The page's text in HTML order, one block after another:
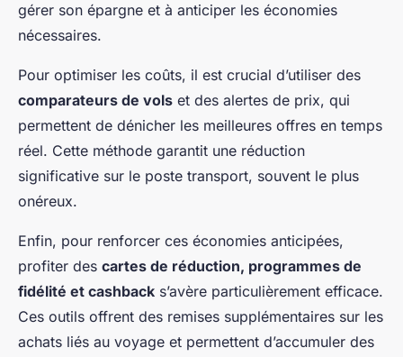
gérer son épargne et à anticiper les économies
nécessaires.
Pour optimiser les coûts, il est crucial d’utiliser des
comparateurs de vols et des alertes de prix, qui
permettent de dénicher les meilleures offres en temps
réel. Cette méthode garantit une réduction
significative sur le poste transport, souvent le plus
onéreux.
Enfin, pour renforcer ces économies anticipées,
profiter des cartes de réduction, programmes de
fidélité et cashback s’avère particulièrement efficace.
Ces outils offrent des remises supplémentaires sur les
achats liés au voyage et permettent d’accumuler des